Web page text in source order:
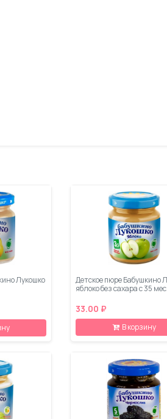
Лукошко
Детское пюре Бабушкино
яблоко без сахара с 35
33.00 ₽
В корзину